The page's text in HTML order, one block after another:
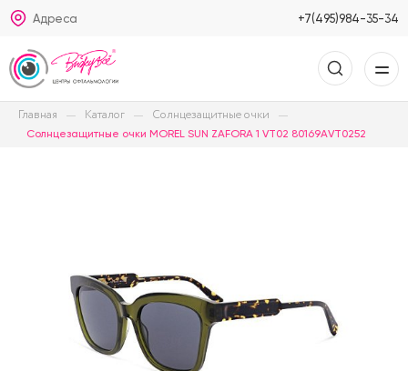
Адреса +7(495)984-35-34
Главная Каталог Солнцезащитные очки
Солнцезащитные очки MOREL SUN ZAFORA 1 VT02 80169AVT0252